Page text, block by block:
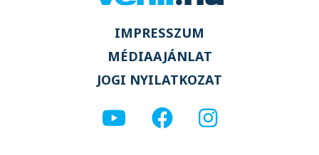
IMPRESSZUM
MÉDIAAJÁNLAT
JOGI NYILATKOZAT